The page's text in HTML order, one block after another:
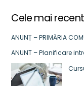
Cele mai
ANUNȚ – PRIMĂRIA
ANUNT – Planificare